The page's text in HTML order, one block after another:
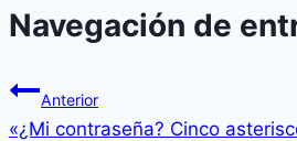
Navegación de
Anterior
«¿Mi contraseña? Cinco